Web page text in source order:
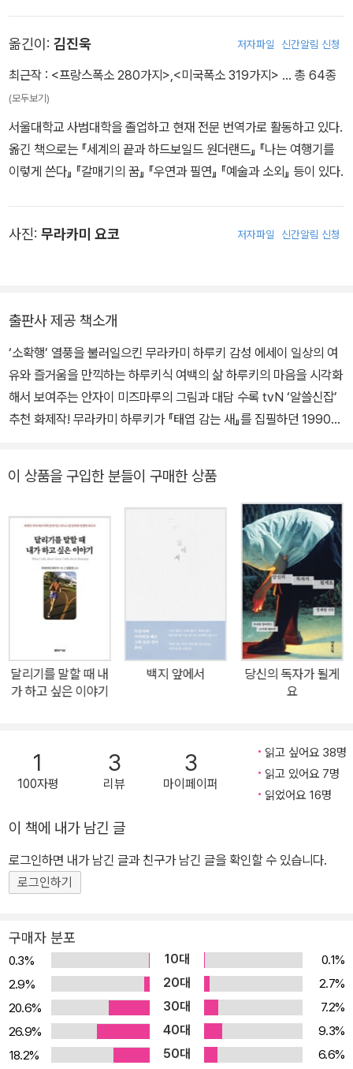
멘시크 그림의 《버스데이 걸》, 이우일 그림의 《양 사나이의 크리스마
스》, 프랑스 아티스트 콤비와 함께한 ‘무라카미 하루키 단편 만화
이야기하다》 등 다채로운 시도를 통해 독자들과 만나고 있다. photo
ⓒ K. Kurigami
외국어』 등이 있다. 2014년 71세를 일기로 타계했다.
옮긴이: 김진욱 저자파일 신간알림 신청
최근작 : <프랑스폭소 280가지>,<미국폭소 319가지> … 총 64종
(모두보기)
서울대학교 사범대학을 졸업하고 현재 전문 번역가로 활동하고 있다.
옮긴 책으로는 『세계의 끝과 하드보일드 원더랜드』 『나는 여행기를
이렇게 쓴다』 『갈매기의 꿈』 『우연과 필연』 『예술과 소외』 등이 있다.
사진: 무라카미 요코 저자파일 신간알림 신청
출판사 제공 책소개
‘소확행’ 열풍을 불러일으킨 무라카미 하루키 감성 에세이 일상의 여
유와 즐거움을 만끽하는 하루키식 여백의 삶 하루키의 마음을 시각화
해서 보여주는 안자이 미즈마루의 그림과 대담 수록 tvN ‘알쓸신잡’
추천 화제작! 무라카미 하루키가 『태엽 감는 새』를 집필하던 1990년
어낸 에세이집으로도 우리에게 잘 알려져 있다. 이 책에서 하루키는
보스턴 근교의 대학 마을 케임브리지에서 보낸 2년간의 생활을 솔직
하게 드러낸다. 보스턴 마라톤에 참가한 이야기, 자동차를 도난당해
보험회사 여직원과 실랑이를 벌인 이야기, 이웃집 고양이에 대한 소
식, 중국과 몽골을 여행할 때 곤혹스러웠던 음식 알레르기 같은 일상
의 단상을 담았다. 그의 에세이를 읽는 것은 소설만큼 즐겁다. 소설이
라는 허구의 장치 속에서는 찾기 힘든 하루키의 인간적인 모습을 에
세이에서 발견할 수 있기 때문이다. 특히 『이렇게 작지만 확실한 행
복』은 자신의 문학관이라든가 현실에 대한 입장을 밝히고 있는 이전
의 수필집들과 달리 생활인으로서의 모습을 부각시켜, 작가가 아닌
므로, 에세이쯤은―이렇게 말하면 좀 어색하지만―홀가분한 마음으
로 즐기며 쓰고 싶다는 기분도 작용했다. 그래서 이 책에서는 『이윽고
슬픈 외국어』와는 상당히 다른 분위기가 느껴지리라고 생각된다. 너
기 바란다. ―「작가의 말」에서 하루키의 단짝 일러스트레이터인 안자
이 미즈마루의 삽화와 두 사람의 대담이 수록된 것도 큰 볼거리다. 19
81년 이후 안자이 미즈마루는 무라카미 하루키의 일러스트를 담당하
말을 남겼다. “제가 하는 일러스트레이션은 그림이 아닙니다. 어릴 적
부터 그림을 좋아했지만, 그건 제 마음이나 감정, 생각을 시각적으로
표현하고 싶어서였죠. 지금도 그림을 그리는 것이 아니라 의뢰한 사
람의 마음을 제 안에서 소화해서 시각화한다는 느낌으로 하고 있습니
다.” 안자이 미즈마루의 그림에는 이런 그의 생각이 고스란히 담겨 있
다. 그의 삽화는 간단한 선 몇 개를 쓱쓱 아무렇게나 그은 듯 보이지만
부드러우면서 묘하게 현실감이 있다. 실제로 그가 하루키를 대강 그
이 상품을 구입한 분들이 구매한 상품
달리기를 말할 때 내
가 하고 싶은 이야기
백지 앞에서
당신의 독자가 될게
요
1
100자평
3
리뷰
3
마이페이퍼
읽고 싶어요 38명
읽고 있어요 7명
읽었어요 16명
이 책에 내가 남긴 글
로그인하면 내가 남긴 글과 친구가 남긴 글을 확인할 수 있습니다.
로그인하기
구매자 분포
0.3% 10대
0.1%
2.9%
20대
2.7%
20.6%
30대
7.2%
26.9%
40대
9.3%
18.2%
50대
6.6%